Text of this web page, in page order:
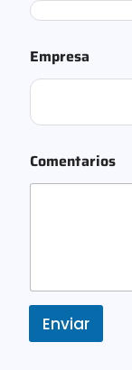
m
r
e
s
Empresa
Comentarios
Enviar